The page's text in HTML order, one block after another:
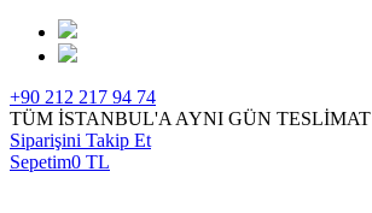
+90 212 217 94 74
TÜM İSTANBUL'A AYNI GÜN TESLİMAT
Siparişini Takip Et
Sepetim0 TL